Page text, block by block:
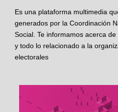
Es una plataforma multimedia
generados por la Coordinación
Social. Te informamos acerca
y todo lo relacionado a la
electorales